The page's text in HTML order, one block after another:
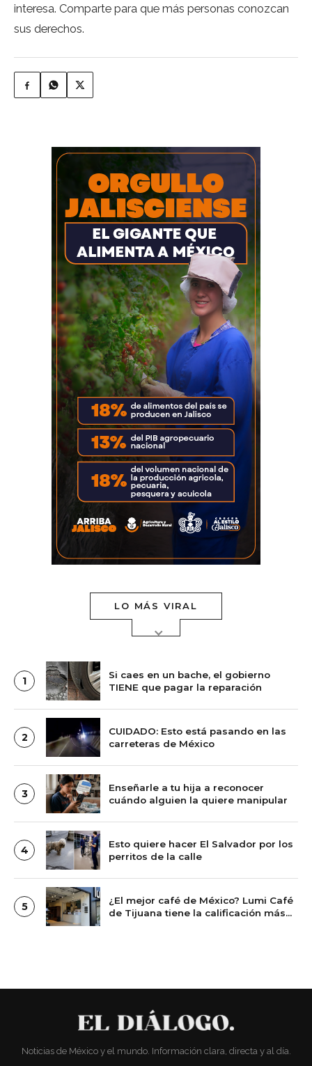
interesa. Comparte para que más personas conozcan
sus derechos.
LO MÁS VIRAL
1
Si caes en un bache, el gobierno
TIENE que pagar la reparación
2
CUIDADO: Esto está pasando en las
carreteras de México
3
Enseñarle a tu hija a reconocer
cuándo alguien la quiere manipular
4
Esto quiere hacer El Salvador por los
perritos de la calle
5
¿El mejor café de México? Lumi Café
de Tijuana tiene la calificación más
Noticias de México y el mundo. Información clara, directa y al día.